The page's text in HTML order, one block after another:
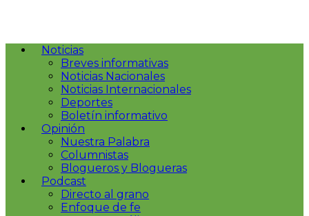
Noticias
Breves informativas
Noticias Nacionales
Noticias Internacionales
Deportes
Boletín informativo
Opinión
Nuestra Palabra
Columnistas
Blogueros y Blogueras
Podcast
Directo al grano
Enfoque de fe